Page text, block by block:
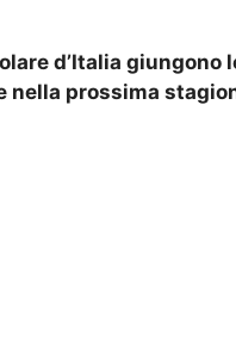
d’Italia giungono
prossima